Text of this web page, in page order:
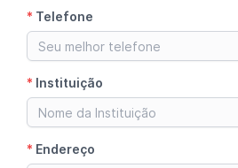
* Telefone
* Instituição
* Endereço